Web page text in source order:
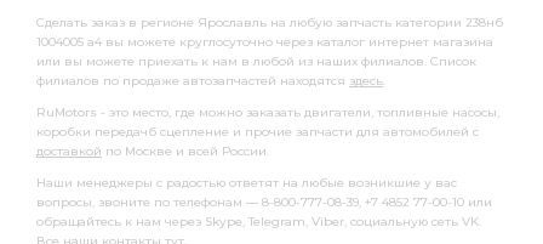
Сделать заказ в регионе Ярославль на любую запчасть категории 238нб
1004005 а4 вы можете круглосуточно через каталог интернет магазина
или вы можете приехать к нам в любой из наших филиалов. Список
филиалов по продаже автозапчастей находятся здесь.
RuMotors - это место, где можно заказать двигатели, топливные насосы,
коробки передачб сцепление и прочие запчасти для автомобилей с
доставкой по Москве и всей России.
Наши менеджеры с радостью ответят на любые возникшие у вас
вопросы, звоните по телефонам — 8-800-777-08-39, +7 4852 77-00-10 или
обращайтесь к нам через Skype, Telegram, Viber, социальную сеть VK.